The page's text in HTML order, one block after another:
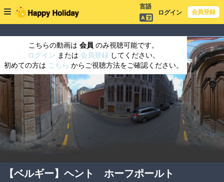
言語
ログイン
会員登録
こちらの動画は 会員 のみ視聴可能です。
ログイン または 会員登録 してください。
初めての方は こちら からご視聴方法をご確認ください。
【ベルギー】ヘント ホーフポールト